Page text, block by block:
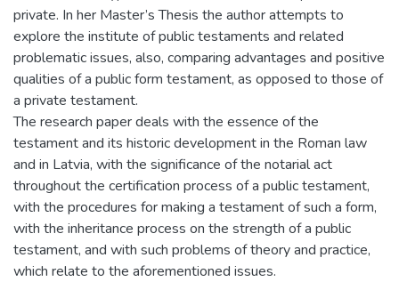
private. In her Master’s Thesis the author attempts to
explore the institute of public testaments and related
problematic issues, also, comparing advantages and positive
qualities of a public form testament, as opposed to those of
a private testament.
The research paper deals with the essence of the
testament and its historic development in the Roman law
and in Latvia, with the significance of the notarial act
throughout the certification process of a public testament,
with the procedures for making a testament of such a form,
with the inheritance process on the strength of a public
testament, and with such problems of theory and practice,
which relate to the aforementioned issues.